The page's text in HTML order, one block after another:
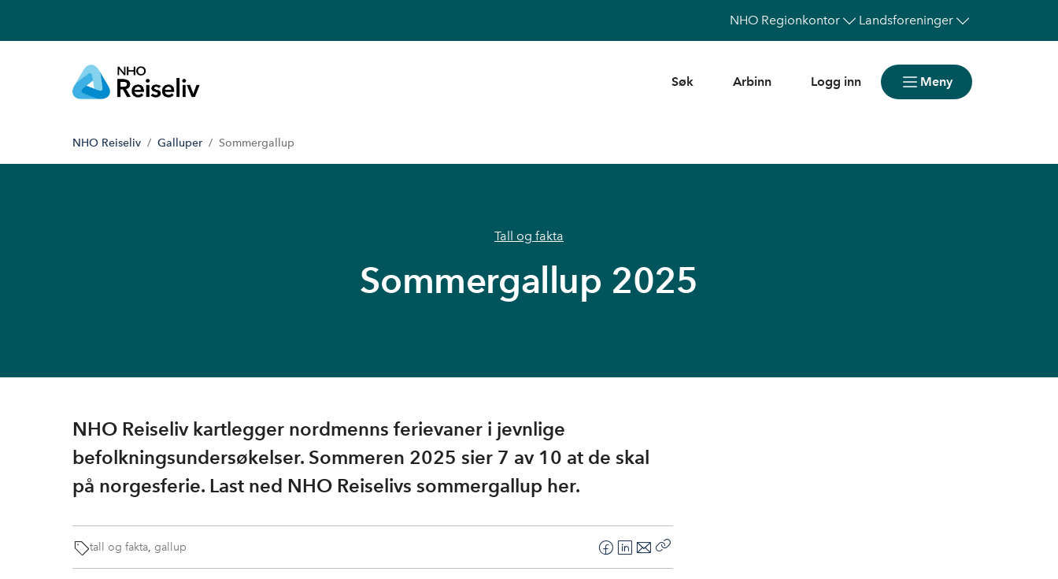
NHO Regionkontor Landsforeninger
Søk Arbinn Logg inn Meny
NHO Reiseliv Galluper Sommergallup
Tall og fakta
Sommergallup 2025
NHO Reiseliv kartlegger nordmenns ferievaner i jevnlige
befolkningsundersøkelser. Sommeren 2025 sier 7 av 10 at de skal
på norgesferie. Last ned NHO Reiselivs sommergallup her.
tall og fakta, gallup
F
L
E